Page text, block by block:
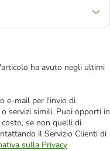
ha avuto negli ultimi
e-mail per l'invio di
servizi simili. Puoi opporti in
se non quelli di
il Servizio Clienti di
sulla Privacy